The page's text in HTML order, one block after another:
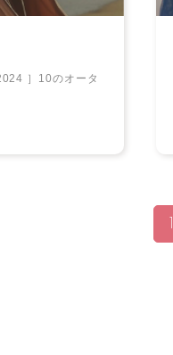
］10のオータ
1